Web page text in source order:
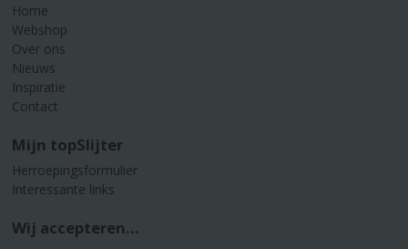
Home
Webshop
Over ons
Nieuws
Inspiratie
Contact
Mijn topSlijter
Herroepingsformulier
Interessante links
Wij accepteren...